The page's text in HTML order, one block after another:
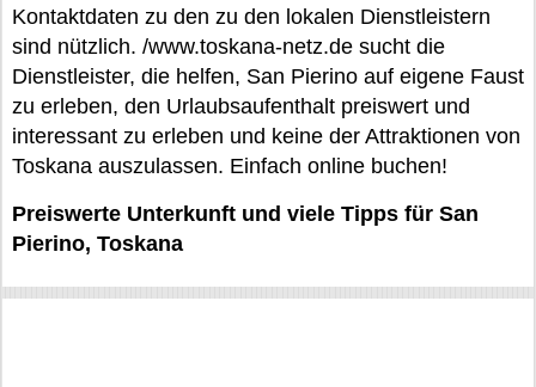
Kontaktdaten zu den zu den lokalen Dienstleistern
sind nützlich. /www.toskana-netz.de sucht die
Dienstleister, die helfen, San Pierino auf eigene Faust
zu erleben, den Urlaubsaufenthalt preiswert und
interessant zu erleben und keine der Attraktionen von
Toskana auszulassen. Einfach online buchen!
Preiswerte Unterkunft und viele Tipps für San
Pierino, Toskana